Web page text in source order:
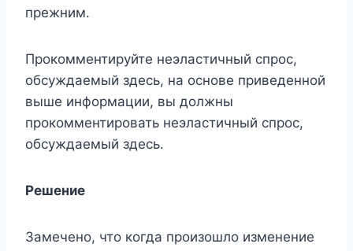
прежним.
Прокомментируйте неэластичный спрос,
обсуждаемый здесь, на основе приведенной
выше информации, вы должны
прокомментировать неэластичный спрос,
обсуждаемый здесь.
Решение
Замечено, что когда произошло изменение